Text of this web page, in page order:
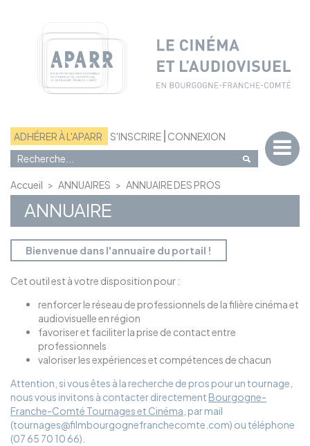
ADHÉRER À L'APARR S'INSCRIRE CONNEXION
Accueil > ANNUAIRES > ANNUAIRE DES PROS
ANNUAIRE
Bienvenue dans l'annuaire du portail !
Cet outil est à votre disposition pour :
renforcer le réseau de professionnels de la filière cinéma et
audiovisuelle en région
favoriser et faciliter la prise de contact entre
professionnels
valoriser les expériences et compétences de chacun
Attention, si vous êtes à la recherche de pros pour un tournage,
nous vous invitons à contacter directement Bourgogne-
Franche-Comté Tournages et Cinéma , par mail
(tournages@filmbourgognefranchecomte.com) ou téléphone
(07 65 70 10 66​​).